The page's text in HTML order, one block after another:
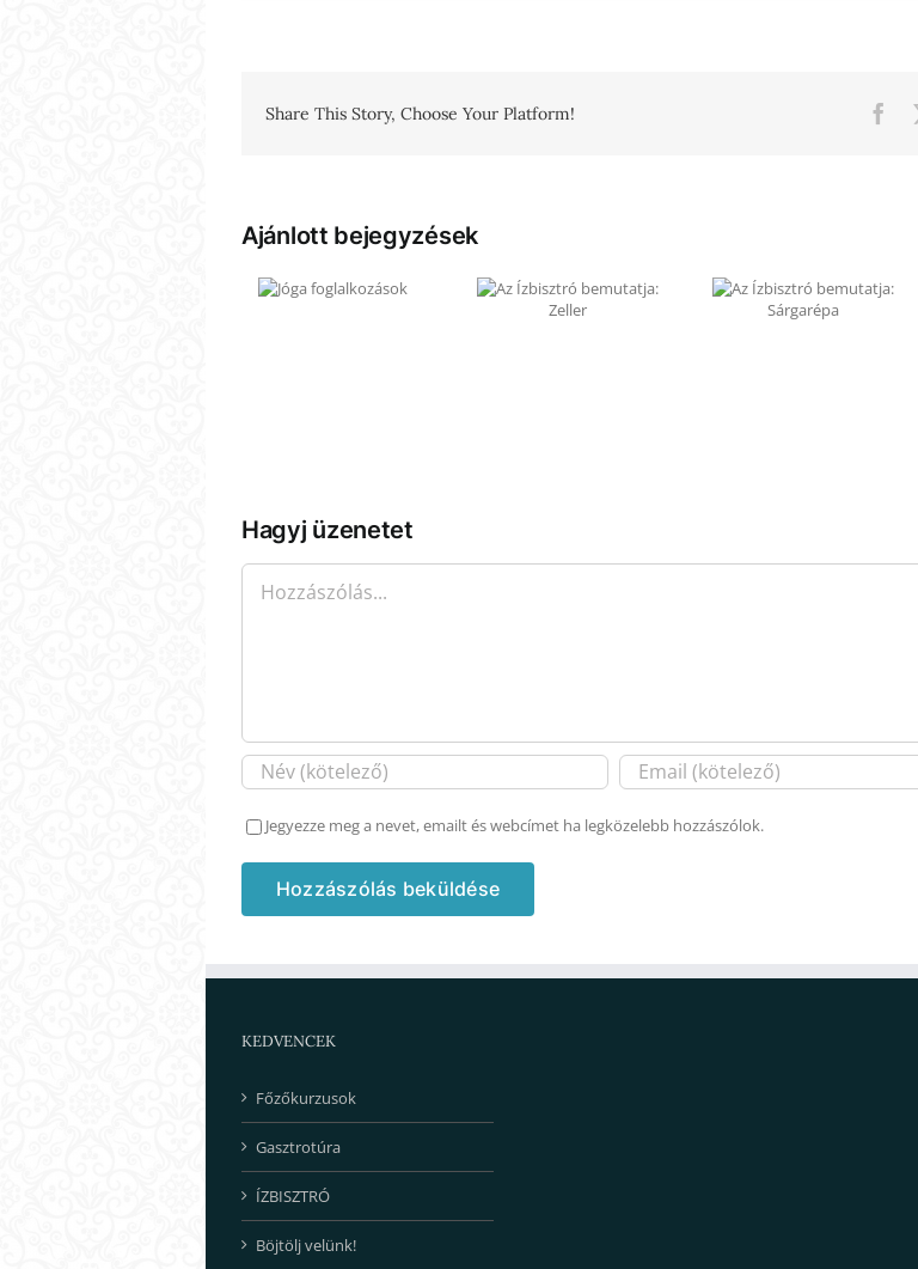
Share This Story, Choose Your Platform!
Ajánlott bejegyzések
Az Ízbisztró
Jövőre veletek
Hagyj üzenetet
Hozzászólás
Jegyezze meg a nevet, emailt és webcímet ha legközelebb hozzászólok.
KEDVENCEK
Főzőkurzusok
Gasztrotúra
ÍZBISZTRÓ
Böjtölj velünk!